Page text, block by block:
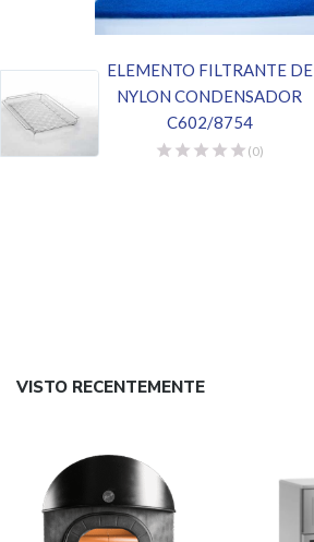
ELEMENTO FILTRANTE DE
NYLON CONDENSADOR
C602/8754
(0)
VISTO RECENTEMENTE